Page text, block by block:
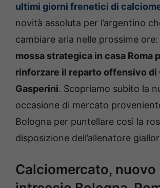
ultimi giorni frenetici di
novità assoluta per l’argentino
cambiare aria nelle prossime ore:
mossa strategica in casa Roma
rinforzare il reparto offensivo di
Gasperini. Scopriamo subito la
occasione di mercato
Bologna per puntellare così la
disposizione dell’allenatore
Calciomercato, nuovo